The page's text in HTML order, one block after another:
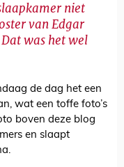
niet
van Edgar
was het wel
de dag het een
wat een toffe foto’s
boven deze blog
en slaapt